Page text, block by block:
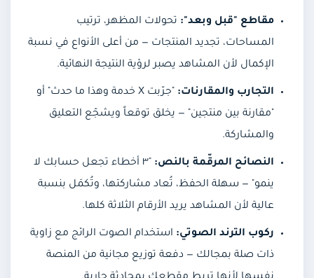
مقاطع "قبل وبعد": تحولات المظهر، ترتيب
المساحات، تجديد المنتجات — من أعلى الأنواع في نسبة
الإكمال لأن المشاهد يصبر لرؤية النتيجة النهائية.
التجارب والمقارنات:
"جرّبت X خدمة وهذا ما حدث" أو
"مقارنة بين منتجين" — يخلق توقعاً ويشجّع التعليق
والمشاركة.
النصائح المرقّمة بالنص:
"٣ أخطاء تجعل حسابك لا
ينمو" — سهلة الحفظ، تُعاد مشاركتها، وتُكمَل بنسبة
عالية لأن المشاهد يريد الأرقام الثلاثة كلها.
ركوب الترند الصوتي: استخدام الصوت الرائج مع زاوية
ذات صلة بمجالك — دفعة توزيع مجانية من المنصة